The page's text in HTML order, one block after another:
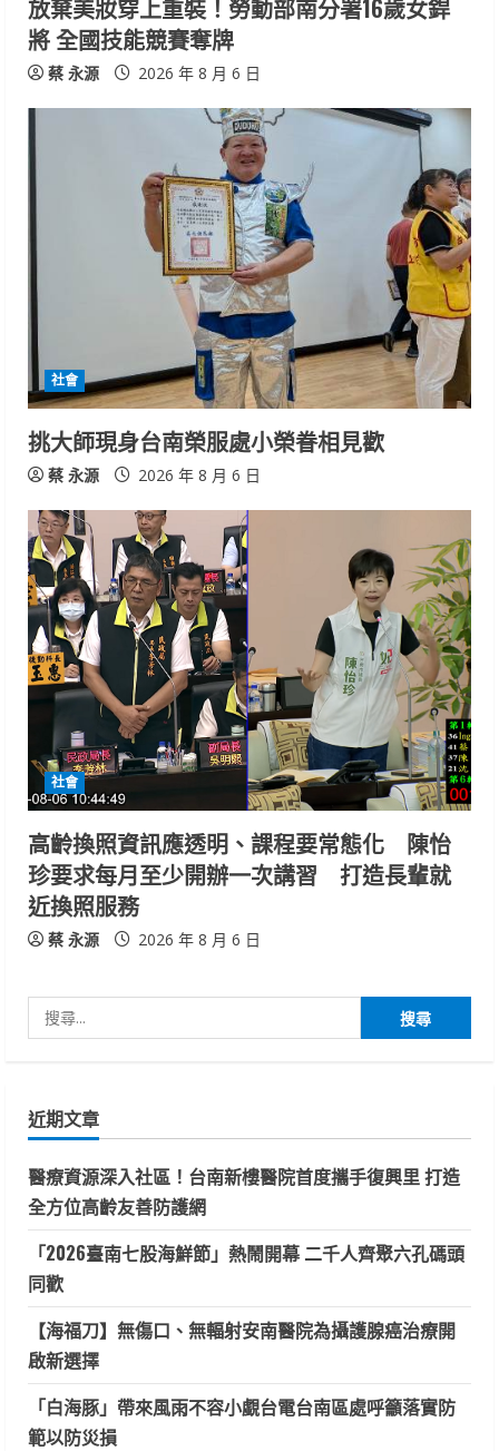
g
放棄美妝穿上重裝！勞動部南分署16歲女銲
將 全國技能競賽奪牌
蔡 永源 2026 年 8 月 6 日
社會
挑大師現身台南榮服處小榮眷相見歡
蔡 永源 2026 年 8 月 6 日
社會
高齡換照資訊應透明、課程要常態化 陳怡
珍要求每月至少開辦一次講習 打造長輩就
近換照服務
蔡 永源 2026 年 8 月 6 日
尋
字:
近期文章
醫療資源深入社區！台南新樓醫院首度攜手復興里 打造
全方位高齡友善防護網
「2026臺南七股海鮮節」熱鬧開幕 二千人齊聚六孔碼頭
同歡
【海福刀】無傷口、無輻射安南醫院為攝護腺癌治療開
啟新選擇
「白海豚」帶來風雨不容小覷台電台南區處呼籲落實防
範以防災損